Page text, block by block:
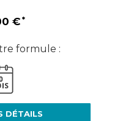
€
formule :
DÉTAILS